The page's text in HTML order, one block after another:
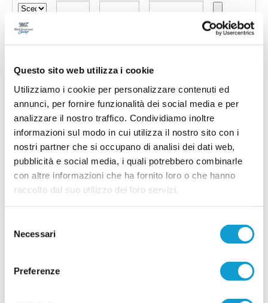
Questo sito web utilizza i cookie
Utilizziamo i cookie per personalizzare contenuti ed
annunci, per fornire funzionalità dei social media e per
analizzare il nostro traffico. Condividiamo inoltre
informazioni sul modo in cui utilizza il nostro sito con i
nostri partner che si occupano di analisi dei dati web,
pubblicità e social media, i quali potrebbero combinarle
con altre informazioni che ha fornito loro o che hanno
raccolto dal suo utilizzo dei loro servizi.
delNecessari
Preferenze